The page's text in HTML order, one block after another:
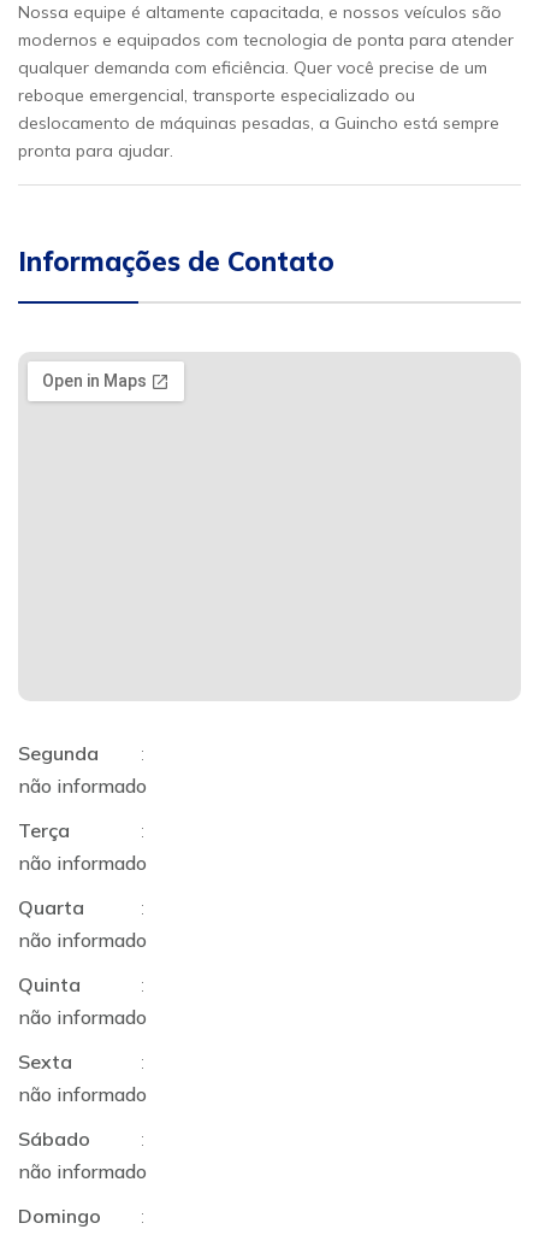
Nossa equipe é altamente capacitada, e nossos veículos são
modernos e equipados com tecnologia de ponta para atender
qualquer demanda com eficiência. Quer você precise de um
reboque emergencial, transporte especializado ou
deslocamento de máquinas pesadas, a Guincho está sempre
pronta para ajudar.
Informações de Contato
Segunda
:
não informado
Terça
:
não informado
Quarta
:
não informado
Quinta
:
não informado
Sexta
:
não informado
Sábado
:
não informado
Domingo
: